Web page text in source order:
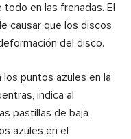
en las frenadas. El
causar que los discos
del disco.
los puntos azules en la
indica al
pastillas de baja
azules en el